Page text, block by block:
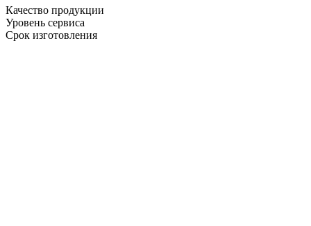
Качество продукции
Уровень сервиса
Срок изготовления